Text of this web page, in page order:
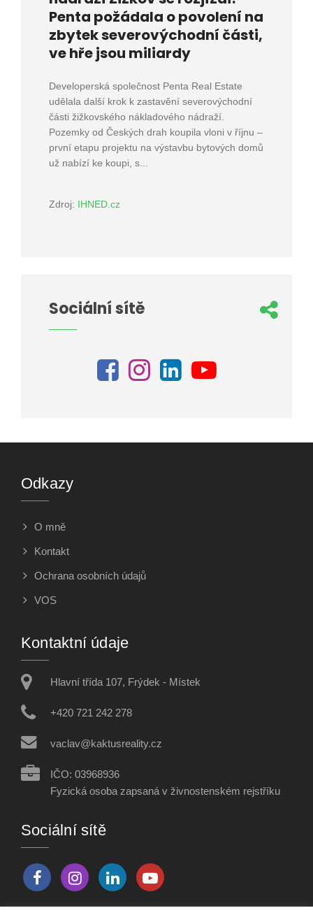
Penta požádala o povolení na
zbytek severovýchodní části,
ve hře jsou miliardy
Developerská společnost Penta Real Estate
udělala další krok k zastavění severovýchodní
části žižkovského nákladového nádraží.
Pozemky od Českých drah koupila vloni v říjnu –
první etapu projektu na výstavbu bytových domů
už nabízí ke koupi, s...
Zdroj: IHNED.cz
Sociální sítě
Odkazy
O mně
Kontakt
Ochrana osobních údajů
VOS
Kontaktní údaje
Hlavní třída 107, Frýdek - Místek
+420 721 242 278
vaclav@kaktusreality.cz
IČO: 03968936
Fyzická osoba zapsaná v živnostenském rejstříku
Sociální sítě